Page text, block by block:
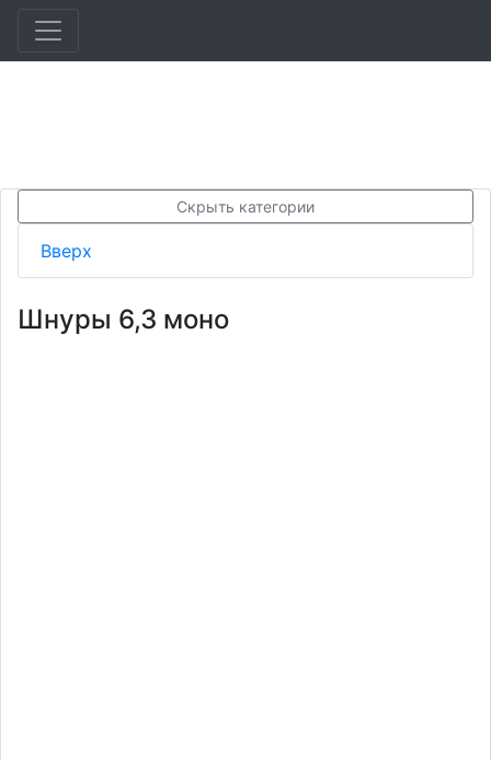
Скрыть категории
Вверх
Шнуры 6,3 моно